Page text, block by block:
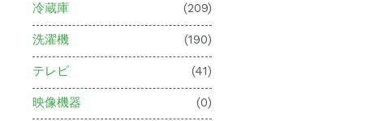
冷蔵庫 (209)
洗濯機 (190)
テレビ (41)
映像機器 (0)